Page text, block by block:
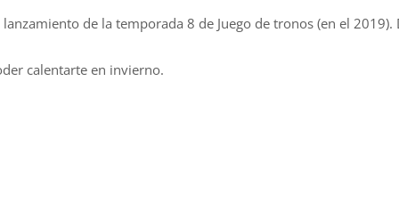
de la temporada 8 de Juego de tronos (en el
calentarte en invierno.